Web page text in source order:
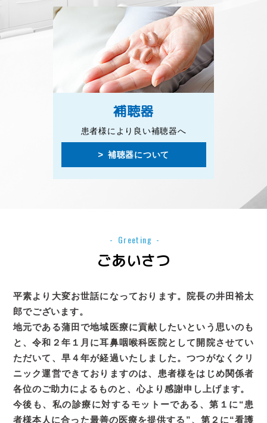
補聴器
患者様により良い補聴器へ
補聴器について
Greeting
ごあいさつ
平素より大変お世話になっております。院長の井田裕太
郎でございます。
地元である蒲田で地域医療に貢献したいという思いのも
と、令和２年１月に耳鼻咽喉科医院として開院させてい
ただいて、早４年が経過いたしました。つつがなくクリ
ニック運営できておりますのは、患者様をはじめ関係者
各位のご助力によるものと、心より感謝申し上げます。
今後も、私の診療に対するモットーである、第１に“患
者様本人に合った最善の医療を提供する”、第２に“看護